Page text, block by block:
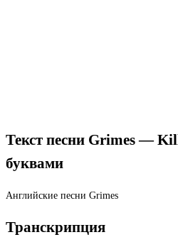
Текст песни Grimes —
буквами
Английские песни Grimes
Транскрипция